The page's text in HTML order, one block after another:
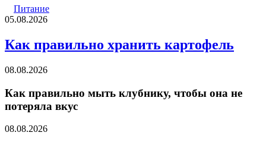
Питание
05.08.2026
Как правильно хранить картофель
08.08.2026
Как правильно мыть клубнику, чтобы она не
потеряла вкус
08.08.2026